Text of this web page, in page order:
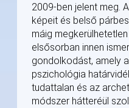
2009-ben jelent meg.
képeit és belső
máig
elsősorban innen
gondolkodást, amely
pszichológia
tudattalan és az
módszer hátteréül